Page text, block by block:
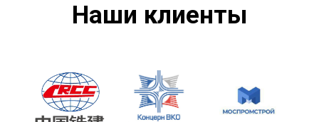
Наши клиенты